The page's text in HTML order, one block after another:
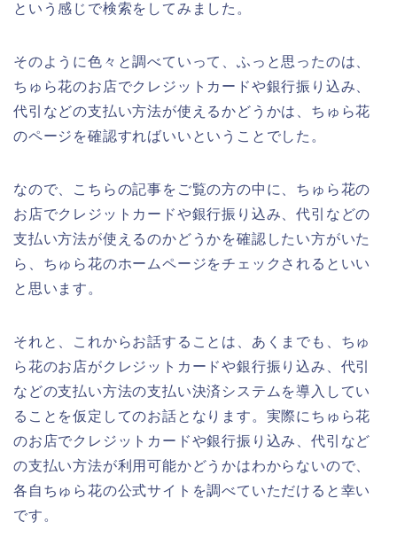
という感じで検索をしてみました。
そのように色々と調べていって、ふっと思ったのは、
ちゅら花のお店でクレジットカードや銀行振り込み、
代引などの支払い方法が使えるかどうかは、ちゅら花
のページを確認すればいいということでした。
なので、こちらの記事をご覧の方の中に、ちゅら花の
お店でクレジットカードや銀行振り込み、代引などの
支払い方法が使えるのかどうかを確認したい方がいた
ら、ちゅら花のホームページをチェックされるといい
と思います。
それと、これからお話することは、あくまでも、ちゅ
ら花のお店がクレジットカードや銀行振り込み、代引
などの支払い方法の支払い決済システムを導入してい
ることを仮定してのお話となります。実際にちゅら花
のお店でクレジットカードや銀行振り込み、代引など
の支払い方法が利用可能かどうかはわからないので、
各自ちゅら花の公式サイトを調べていただけると幸い
です。